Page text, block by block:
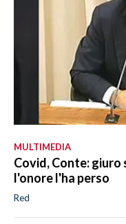
MULTIMEDIA
Covid, Conte: giuro
l'onore l'ha perso
Red